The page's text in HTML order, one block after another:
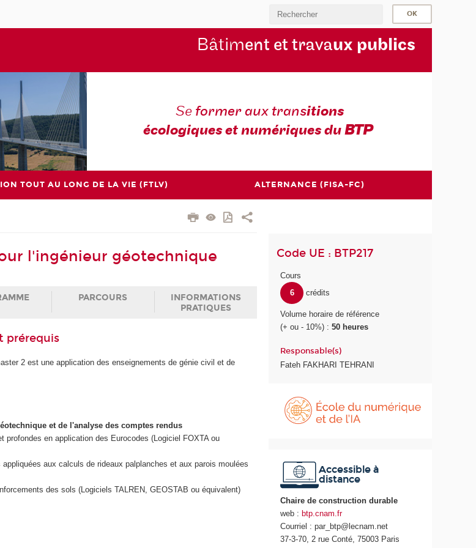
Bâtiment et travaux publics
Se former aux transitions
écologiques et numériques duBTP
TOUT AU LONG DE LA VIE (FTLV) ALTERNANCE (FISA-FC)
l'ingénieur géotechnique
PARCOURS
INFORMATIONS
PRATIQUES
prérequis
2 est une application des enseignements de génie civil et de
et de l'analyse des comptes rendus
profondes en application des Eurocodes (Logiciel FOXTA ou
aux calculs de rideaux palplanches et aux parois moulées
des sols (Logiciels TALREN, GEOSTAB ou équivalent)
Code UE : BTP217
Cours
6
crédits
Volume horaire de référence
(+ ou - 10%) :50 heures
Responsable(s)
Fateh FAKHARI TEHRANI
Accessible à
distance
Chaire de construction durable
web :btp.cnam.fr
Courriel : par_btp@lecnam.net
37-3-70, 2 rue Conté, 75003 Paris